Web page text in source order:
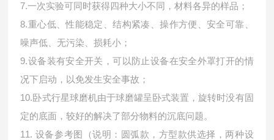
7.一次实验可同时获得四种大小不同，材料各异的样品；
8.重心低、性能稳定、结构紧凑、操作方便、安全可靠、
噪声低、无污染、损耗小；
9.设备装有安全开关，可以防止设备在安全外罩打开的情
况下启动，以免发生安全事故；
10.卧式行星球磨机由于球磨罐呈卧式装置，旋转时没有固
定的底面，较好的解决了部分物料的沉底问题。
11. 设备参考图（说明：圆弧款，方型款供选择，两种设